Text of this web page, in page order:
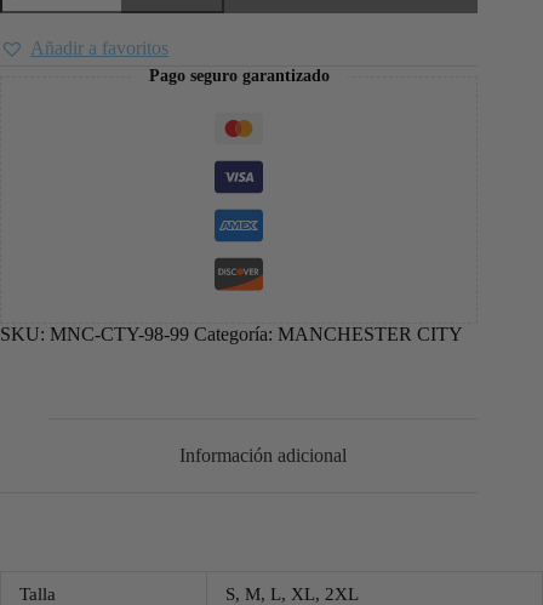
Añadir a favoritos
Pago seguro garantizado
SKU: MNC-CTY-98-99 Categoría: MANCHESTER CITY
Información adicional
Talla S, M, L, XL, 2XL